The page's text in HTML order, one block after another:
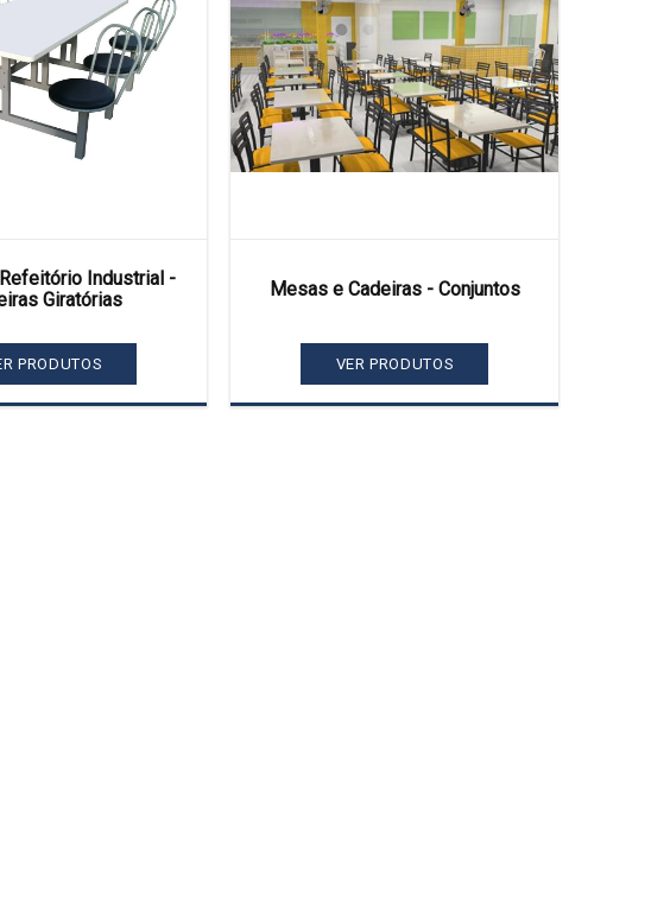
Industrial -
Giratórias
PRODUTOS
Mesas e Cadeiras - Conjuntos
VER PRODUTOS